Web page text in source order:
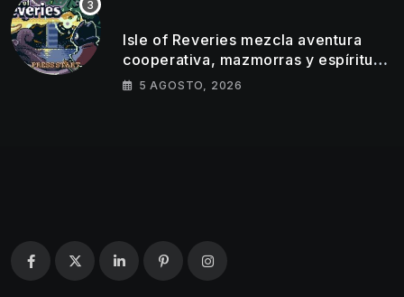
Isle of Reveries mezcla aventura
cooperativa, mazmorras y espíritu
clásico de Zelda
5 AGOSTO, 2026